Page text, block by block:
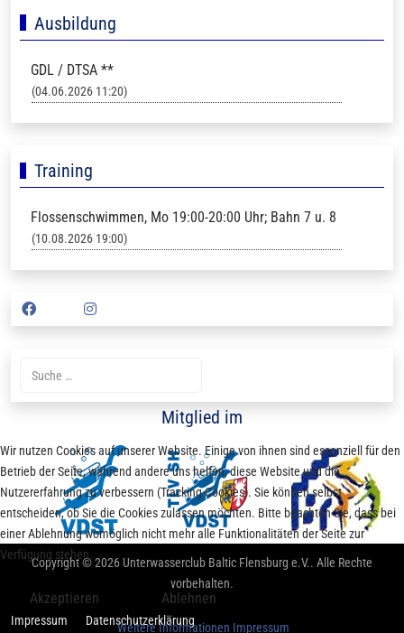
Ausbildung
GDL / DTSA **
(04.06.2026 11:20)
Training
Flossenschwimmen, Mo 19:00-20:00 Uhr; Bahn 7 u. 8
(10.08.2026 19:00)
Mitglied im
Copyright © 2026 Unterwasserclub Baltic Flensburg e.V.. Alle Rechte
vorbehalten.
Impressum Datenschutzerklärung
Wir nutzen Cookies auf unserer Website. Einige von ihnen sind essenziell für den
Betrieb der Seite, während andere uns helfen, diese Website und die
Nutzererfahrung zu verbessern (Tracking Cookies). Sie können selbst
entscheiden, ob Sie die Cookies zulassen möchten. Bitte beachten Sie, dass bei
einer Ablehnung womöglich nicht mehr alle Funktionalitäten der Seite zur
Verfügung stehen.
Akzeptieren Ablehnen
Weitere Informationen Impressum